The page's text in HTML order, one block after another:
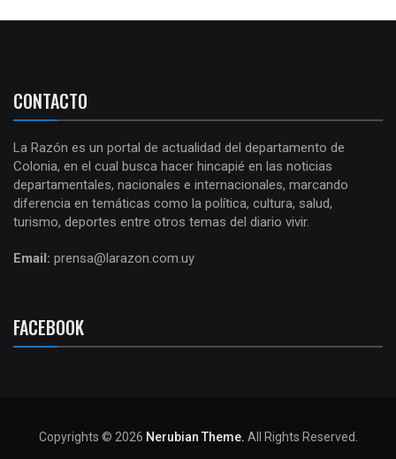
CONTACTO
La Razón es un portal de actualidad del departamento de
Colonia, en el cual busca hacer hincapié en las noticias
departamentales, nacionales e internacionales, marcando
diferencia en temáticas como la política, cultura, salud,
turismo, deportes entre otros temas del diario vivir.
Email: prensa@larazon.com.uy
FACEBOOK
Copyrights © 2026 Nerubian Theme. All Rights Reserved.